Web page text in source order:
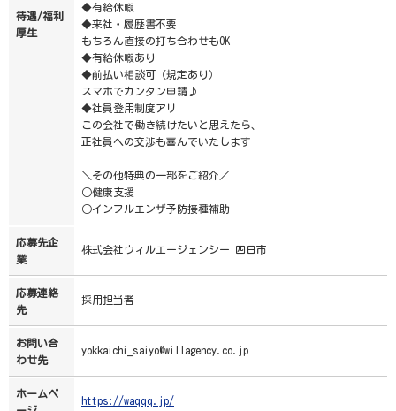
待遇/福利
厚生
◆有給休暇
◆来社・履歴書不要
もちろん直接の打ち合わせもOK
◆有給休暇あり
◆前払い相談可（規定あり）
スマホでカンタン申請♪
◆社員登用制度アリ
この会社で働き続けたいと思えたら、
正社員への交渉も喜んでいたします
＼その他特典の一部をご紹介／
○健康支援
○インフルエンザ予防接種補助
応募先企
業
株式会社ウィルエージェンシー 四日市
応募連絡
先
採用担当者
お問い合
わせ先
yokkaichi_saiyo@willagency.co.jp
ホームペ
https://waqqq.jp/